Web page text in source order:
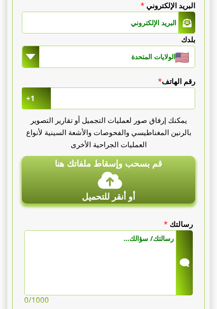
البريد الإلكتروني*
بلدك
الولايات المتحدة
رقم الهاتف*
+1
يمكنك إرفاق صور لعمليات التجميل أو تقارير التصوير
بالرنين المغناطيسي والفحوصات والأشعة السينية لأنواع
العمليات الجراحية الأخرى
قم بسحب وإسقاط ملفاتك هنا
أو أنقر للتحميل
رسالتك*
0/1000